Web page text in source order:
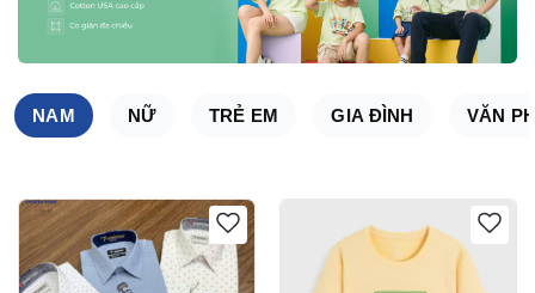
NAM NỮ TRẺ EM GIA ĐÌNH VĂN